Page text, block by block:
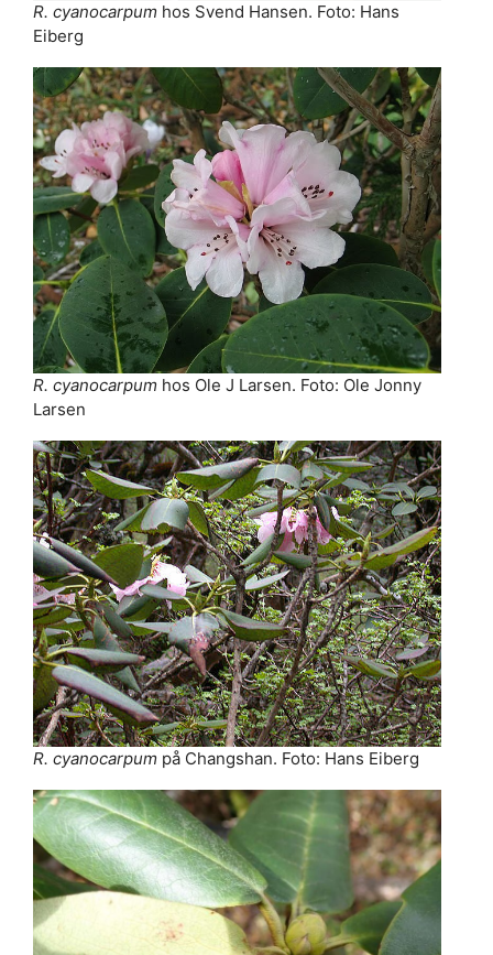
R. cyanocarpum hos Svend Hansen. Foto: Hans
Eiberg
R. cyanocarpum hos Ole J Larsen. Foto: Ole Jonny
Larsen
R. cyanocarpum på Changshan. Foto: Hans Eiberg